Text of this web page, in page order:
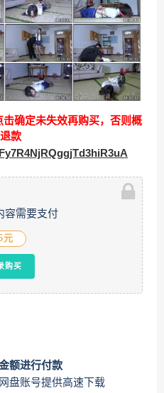
确定未失效再购买，否则概
款
容需要支付
元
购买
额进行付款
盘账号提供高速下载